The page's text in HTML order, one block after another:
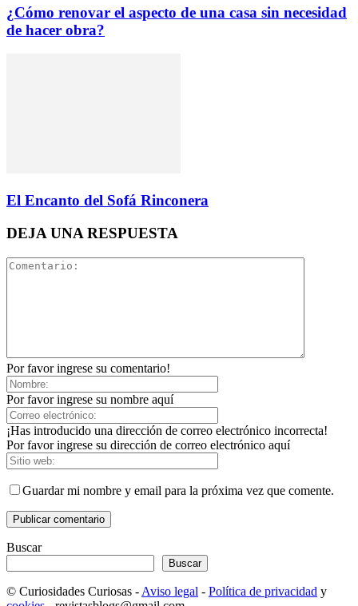
¿Cómo renovar el aspecto de una casa sin necesidad
de hacer obra?
El Encanto del Sofá Rinconera
DEJA UNA RESPUESTA
Por favor ingrese su comentario!
Por favor ingrese su nombre aquí
¡Has introducido una dirección de correo electrónico incorrecta!
Por favor ingrese su dirección de correo electrónico aquí
Guardar mi nombre y email para la próxima vez que comente.
Buscar
Buscar
© Curiosidades Curiosas - Aviso legal - Política de privacidad y